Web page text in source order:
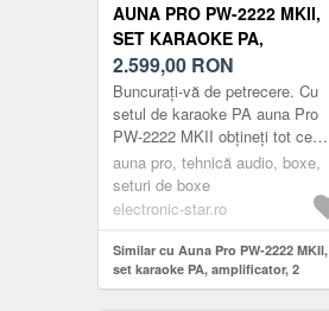
AUNA PRO PW-2222 MKII,
SET KARAOKE PA,
AMPLIFICATOR, 2
DIFUZOARE PA PASIVE,
MIXER, 2 MICROFOANE
2.599,00 RON
Buncurați-vă de petrecere. Cu
setul de karaoke PA auna Pro
PW-2222 MKII obțineți tot ce
aveți nevoie pentru următoarea
petrecere. Setul include nu ...
auna pro, tehnică audio, boxe,
seturi de boxe
electronic-star.ro
Similar cu Auna Pro PW-2222 MKII,
set karaoke PA, amplificator, 2
difuzoare PA pasive, mixer, 2
microfoane